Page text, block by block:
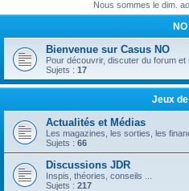
Nous sommes le dim.
NO
Bienvenue sur Casus NO
Pour découvrir, discuter du forum et
Sujets : 17
Jeux
Actualités et Médias
Les magazines, les sorties, les
Sujets : 66
Discussions JDR
Inspis, théories, conseils ...
Sujets : 217